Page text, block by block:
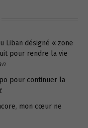
Liban désigné « zone
pour rendre la vie
pour continuer la
mon cœur ne